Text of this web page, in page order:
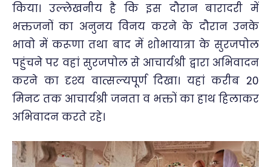
किया। उल्लेखनीय है कि इस दौरान बारादरी में
भक्तजनों का अनुनय विनय करने के दौरान उनके
भावो में करूणा तथा बाद में शोभायात्रा के सुरजपोल
पहुंचने पर वहां सुरजपोल से आचार्यश्री द्वारा अभिवादन
करने का दृश्य वात्सल्यपूर्ण दिखा। यहां करीब 20
मिनट तक आचार्यश्री जनता व भक्तों का हाथ हिलाकर
अभिवादन करते रहे।